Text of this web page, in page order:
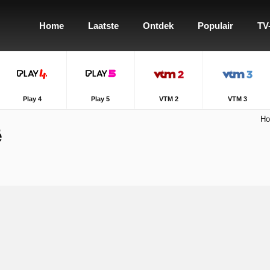
Home Laatste Ontdek Populair
Play 4 Play 5 VTM 2 VTM 3